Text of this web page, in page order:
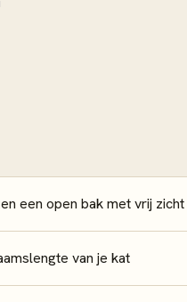
een open bak met vrij zicht
van je kat